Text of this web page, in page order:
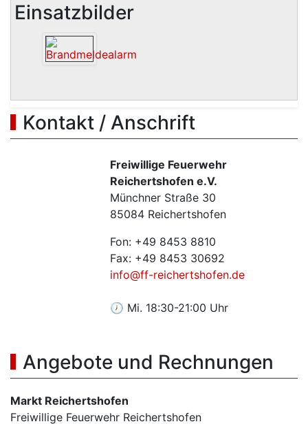
Einsatzbilder
Kontakt / Anschrift
Freiwillige Feuerwehr
Reichertshofen e.V.
Münchner Straße 30
85084 Reichertshofen
Fon: +49 8453 8810
Fax: +49 8453 30692
info@ff-reichertshofen.de
🕖 Mi. 18:30-21:00 Uhr
Angebote und Rechnungen
Markt Reichertshofen
Freiwillige Feuerwehr Reichertshofen